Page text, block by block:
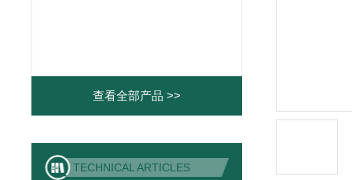
查看全部产品 >>
TECHNICAL ARTICLES